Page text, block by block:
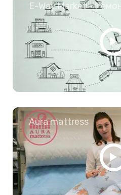
E-Way.Market -
Aura mattress